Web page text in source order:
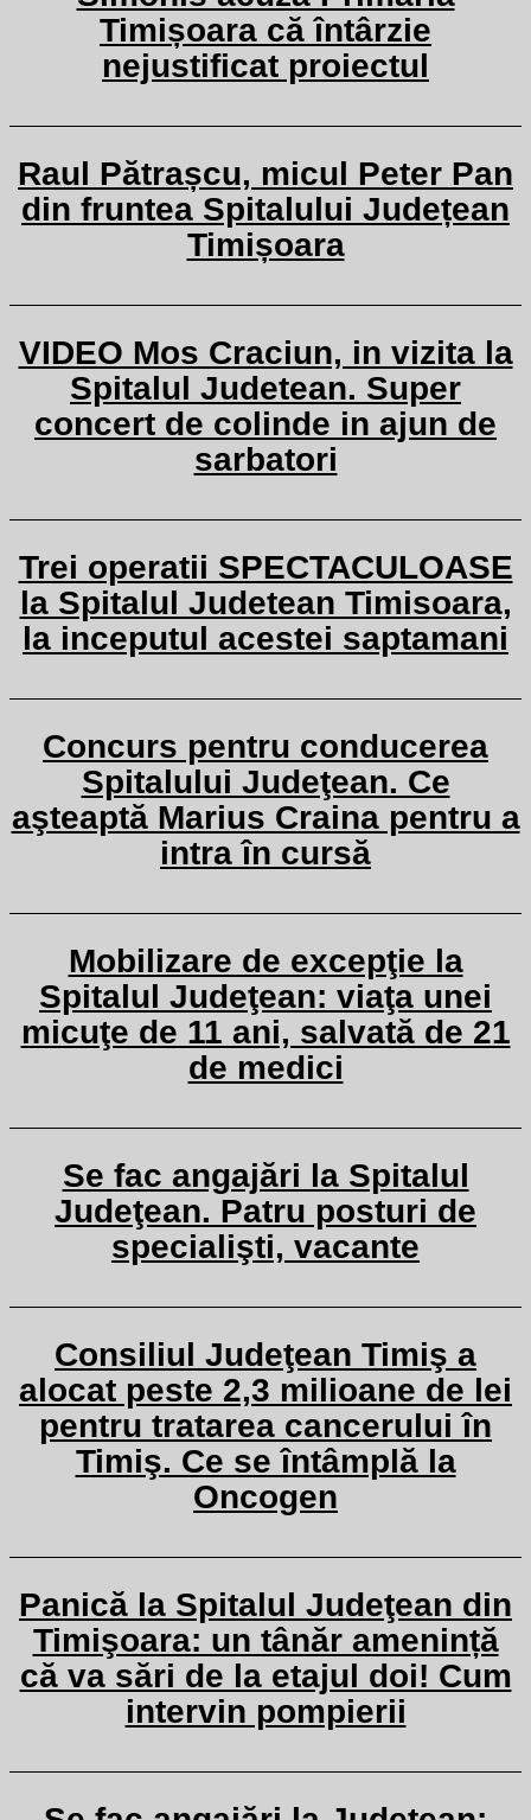
Timișoara că întârzie
nejustificat proiectul
Raul Pătrașcu, micul Peter Pan
din fruntea Spitalului Județean
Timișoara
VIDEO Mos Craciun, in vizita la
Spitalul Judetean. Super
concert de colinde in ajun de
sarbatori
Trei operatii SPECTACULOASE
la Spitalul Judetean Timisoara,
la inceputul acestei saptamani
Concurs pentru conducerea
Spitalului Judeţean. Ce
aşteaptă Marius Craina pentru a
intra în cursă
Mobilizare de excepţie la
Spitalul Judeţean: viaţa unei
micuţe de 11 ani, salvată de 21
de medici
Se fac angajări la Spitalul
Judeţean. Patru posturi de
specialişti, vacante
Consiliul Judeţean Timiş a
alocat peste 2,3 milioane de lei
pentru tratarea cancerului în
Timiş. Ce se întâmplă la
Oncogen
Panică la Spitalul Judeţean din
Timişoara: un tânăr amenință
că va sări de la etajul doi! Cum
intervin pompierii